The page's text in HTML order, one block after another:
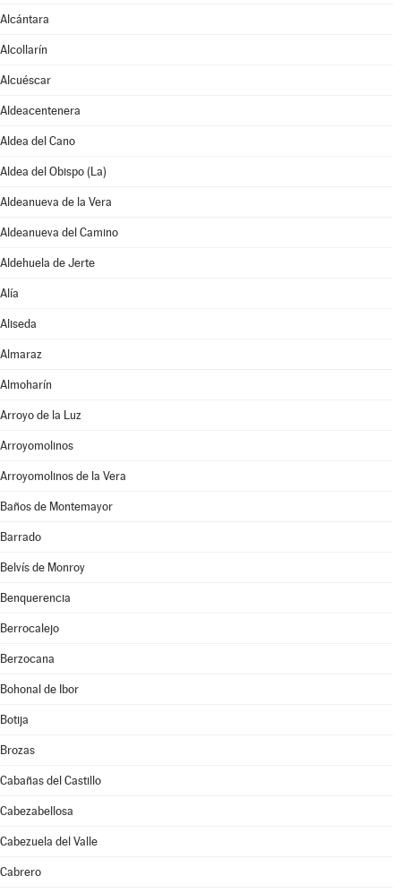
Alcántara
Alcollarín
Alcuéscar
Aldeacentenera
Aldea del Cano
Aldea del Obispo (La)
Aldeanueva de la Vera
Aldeanueva del Camino
Aldehuela de Jerte
Alía
Aliseda
Almaraz
Almoharín
Arroyo de la Luz
Arroyomolinos
Arroyomolinos de la Vera
Baños de Montemayor
Barrado
Belvís de Monroy
Benquerencia
Berrocalejo
Berzocana
Bohonal de Ibor
Botija
Brozas
Cabañas del Castillo
Cabezabellosa
Cabezuela del Valle
Cabrero